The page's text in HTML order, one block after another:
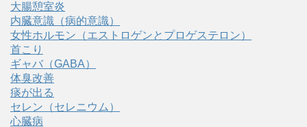
大腸憩室炎
内臓意識（病的意識）
女性ホルモン（エストロゲンとプロゲステロン）
首こり
ギャバ（GABA）
体臭改善
痰が出る
セレン（セレニウム）
心臓病